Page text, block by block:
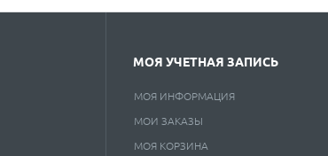
МОЯ УЧЕТНАЯ ЗАПИСЬ
МОЯ ИНФОРМАЦИЯ
МОИ ЗАКАЗЫ
МОЯ КОРЗИНА